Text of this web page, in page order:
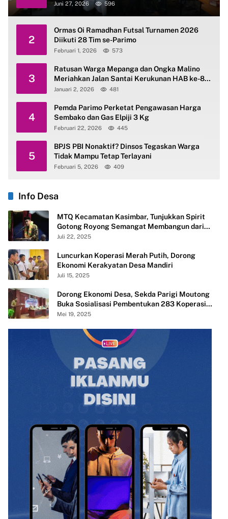
Juni 27, 2026 596
2
Ormas Oi Ramadhan Futsal Turnamen 2026
Diikuti 28 Tim se-Parimo
Februari 1, 2026 573
3
Ratusan Warga Mepanga dan Ongka Malino
Meriahkan Jalan Santai Kerukunan HAB ke-80
Kemenag Parimo
Januari 2, 2026 481
4
Pemda Parimo Perketat Pengawasan Harga
Sembako dan Gas Elpiji 3 Kg
Februari 22, 2026 445
5
BPJS PBI Nonaktif? Dinsos Tegaskan Warga
Tidak Mampu Tetap Terlayani
Februari 5, 2026 409
Info Desa
MTQ Kecamatan Kasimbar, Tunjukkan Spirit
Gotong Royong Semangat Membangun dari
Desa
Juli 22, 2025
Luncurkan Koperasi Merah Putih, Dorong
Ekonomi Kerakyatan Desa Mandiri
Juli 15, 2025
Dorong Ekonomi Desa, Sekda Parigi Moutong
Buka Sosialisasi Pembentukan 283 Koperasi
Merah Putih
Mei 19, 2025